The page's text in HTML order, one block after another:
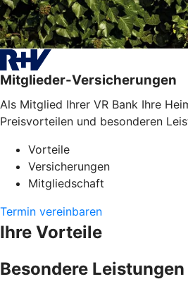
Mitglieder-Versicherungen
Als Mitglied Ihrer VR Bank Ihre
Preisvorteilen und besonderen
Vorteile
Versicherungen
Mitgliedschaft
Termin vereinbaren
Ihre Vorteile
Besondere Leistungen